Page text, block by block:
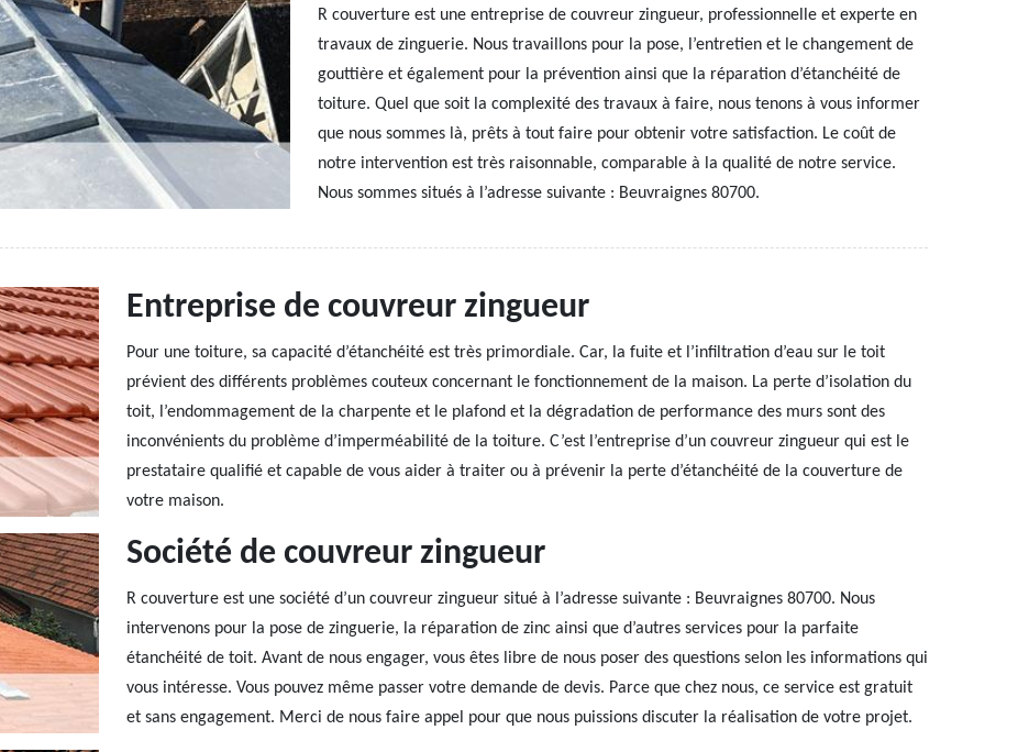
R couverture est une entreprise de couvreur zingueur, professionnelle et experte en
travaux de zinguerie. Nous travaillons pour la pose, l’entretien et le changement de
gouttière et également pour la prévention ainsi que la réparation d’étanchéité de
toiture. Quel que soit la complexité des travaux à faire, nous tenons à vous informer
que nous sommes là, prêts à tout faire pour obtenir votre satisfaction. Le coût de
notre intervention est très raisonnable, comparable à la qualité de notre service.
Nous sommes situés à l’adresse suivante : Beuvraignes 80700.
Entreprise de couvreur zingueur
Pour une toiture, sa capacité d’étanchéité est très primordiale. Car, la fuite et l’infiltration d’eau sur le toit
prévient des différents problèmes couteux concernant le fonctionnement de la maison. La perte d’isolation du
toit, l’endommagement de la charpente et le plafond et la dégradation de performance des murs sont des
inconvénients du problème d’imperméabilité de la toiture. C’est l’entreprise d’un couvreur zingueur qui est le
prestataire qualifié et capable de vous aider à traiter ou à prévenir la perte d’étanchéité de la couverture de
votre maison.
Société de couvreur zingueur
R couverture est une société d’un couvreur zingueur situé à l’adresse suivante : Beuvraignes 80700. Nous
intervenons pour la pose de zinguerie, la réparation de zinc ainsi que d’autres services pour la parfaite
étanchéité de toit. Avant de nous engager, vous êtes libre de nous poser des questions selon les informations qui
vous intéresse. Vous pouvez même passer votre demande de devis. Parce que chez nous, ce service est gratuit
et sans engagement. Merci de nous faire appel pour que nous puissions discuter la réalisation de votre projet.